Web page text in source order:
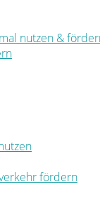
nutzen &
fördern